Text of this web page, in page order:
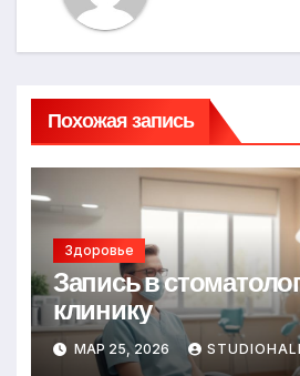
Похожая запись
Здоровье
Запись в
клинику
МАР 25, 2026